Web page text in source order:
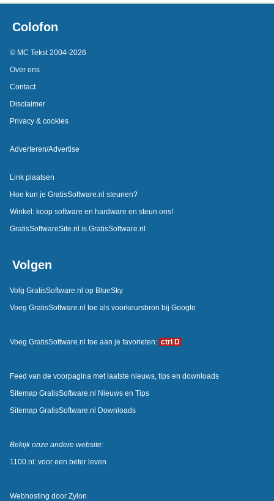
Colofon
© MC Tekst 2004-2026
Over ons
Contact
Disclaimer
Privacy & cookies
Adverteren/Advertise
Link plaatsen
Hoe kun je GratisSoftware.nl steunen?
Winkel: koop software en hardware en steun ons!
GratisSoftwareSite.nl is GratisSoftware.nl
Volgen
Volg GratisSoftware.nl op BlueSky
Voeg GratisSoftware.nl toe als voorkeursbron bij Google
Voeg GratisSoftware.nl toe aan je favorieten: ctrl D
Feed van de voorpagina met laatste nieuws, tips en downloads
Sitemap GratisSoftware.nl Nieuws en Tips
Sitemap GratisSoftware.nl Downloads
Bekijk onze andere website:
1100.nl: voor een beter leven
Webhosting door Zylon